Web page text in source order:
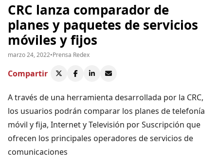
CRC lanza comparador de
planes y paquetes de servicios
móviles y fijos
marzo 24, 2022•Prensa Redex
Compartir
A través de una herramienta desarrollada por la CRC,
los usuarios podrán comparar los planes de telefonía
móvil y fija, Internet y Televisión por Suscripción que
ofrecen los principales operadores de servicios de
comunicaciones